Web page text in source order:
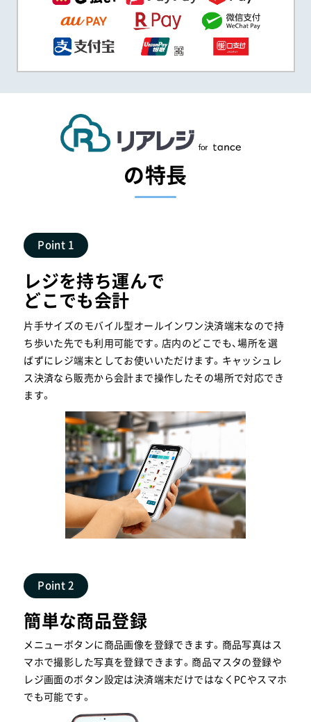
の特長
Point 1
レジを持ち運んで
どこでも会計
片手サイズのモバイル型オールインワン決済端末なので持
ち歩いた先でも利用可能です。店内のどこでも、場所を選
ばずにレジ端末としてお使いいただけます。キャッシュレ
ス決済なら販売から会計まで操作したその場所で対応でき
ます。
Point 2
簡単な商品登録
メニューボタンに商品画像を登録できます。商品写真はス
マホで撮影した写真を登録できます。商品マスタの登録や
レジ画面のボタン設定は決済端末だけではなくPCやスマホ
でも可能です。